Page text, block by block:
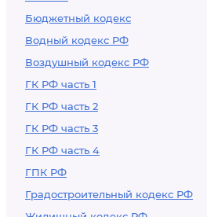
Бюджетный кодекс
Водный кодекс РФ
Воздушный кодекс РФ
ГК РФ часть 1
ГК РФ часть 2
ГК РФ часть 3
ГК РФ часть 4
ГПК РФ
Градостроительный кодекс РФ